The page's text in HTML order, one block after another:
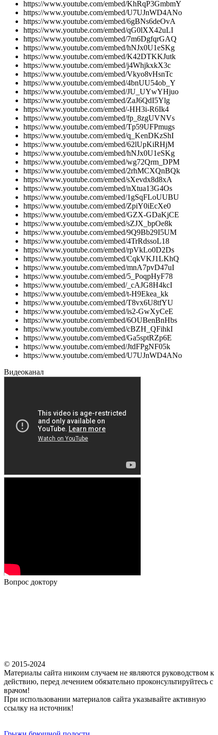
https://www.youtube.com/embed/KhRqP3GmbmY
https://www.youtube.com/embed/U7UJnWD4ANo
https://www.youtube.com/embed/6gBNs6deOvA
https://www.youtube.com/embed/qG0lXX42uLI
https://www.youtube.com/embed/7m6DgfqrGAQ
https://www.youtube.com/embed/hNJx0U1eSKg
https://www.youtube.com/embed/K42DTKKJutk
https://www.youtube.com/embed/j4WhjkxkX3c
https://www.youtube.com/embed/Vkyo8vHsnTc
https://www.youtube.com/embed/4bnUU54ob_Y
https://www.youtube.com/embed/JU_UYwYHjuo
https://www.youtube.com/embed/ZaJ6QdI5Ylg
https://www.youtube.com/embed/-HH3i-R6Ik4
https://www.youtube.com/embed/fp_8zgUVNVs
https://www.youtube.com/embed/Tp59UFPmugs
https://www.youtube.com/embed/q_KenDKzShI
https://www.youtube.com/embed/62lUpKiRHjM
https://www.youtube.com/embed/hNJx0U1eSKg
https://www.youtube.com/embed/wg72Qrm_DPM
https://www.youtube.com/embed/2rhMCXQnBQk
https://www.youtube.com/embed/sXevdx8d8xA
https://www.youtube.com/embed/nXtua13G4Os
https://www.youtube.com/embed/1gSqFLoUUBU
https://www.youtube.com/embed/ZpiY0iEcXe0
https://www.youtube.com/embed/GZX-GDaKjCE
https://www.youtube.com/embed/sZJX_bpOe8k
https://www.youtube.com/embed/9Q9Bb29I5UM
https://www.youtube.com/embed/4TrRdssoL18
https://www.youtube.com/embed/rpVkLo0D2Ds
https://www.youtube.com/embed/CqkVKJ1LKhQ
https://www.youtube.com/embed/mnA7pvD47uI
https://www.youtube.com/embed/5_PoqpHyF78
https://www.youtube.com/embed/_cAJG8H4kcI
https://www.youtube.com/embed/t-H9Ekea_kk
https://www.youtube.com/embed/T8vx6U8tfYU
https://www.youtube.com/embed/is2-GwXyCeE
https://www.youtube.com/embed/6OUBenBnHbs
https://www.youtube.com/embed/cBZH_QFihkI
https://www.youtube.com/embed/Ga5sptRZp6E
https://www.youtube.com/embed/JtdFPgNF05k
https://www.youtube.com/embed/U7UJnWD4ANo
Видеоканал
Вопрос доктору
© 2015-2024
Материалы сайта никоим случаем не являются руководством к
действию, перед лечением обязательно проконсультируйтесь с
врачом!
При использовании материалов сайта указывайте активную
ссылку на источник!